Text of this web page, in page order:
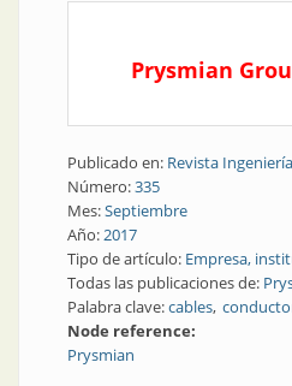
Prysmian
Publicado en: Revista
Número:335
Mes:Septiembre
Año:2017
Tipo de artículo: Empresa,
Todas las publicaciones de:
Palabra clave:cables
Node reference:
Prysmian